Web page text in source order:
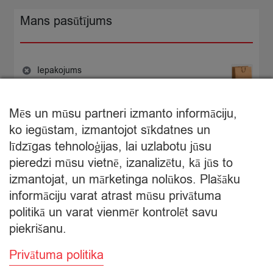
Mans pasūtījums
Iepakojums
quantity
Starpsumma: €0,30
Apskatīt grozu
Apmaksa
Mēs un mūsu partneri izmanto informāciju,
ko iegūstam, izmantojot sīkdatnes un
līdzīgas tehnoloģijas, lai uzlabotu jūsu
pieredzi mūsu vietnē, izanalizētu, kā jūs to
izmantojat, un mārketinga nolūkos. Plašāku
informāciju varat atrast mūsu privātuma
politikā un varat vienmēr kontrolēt savu
piekrišanu.
Privātuma politika